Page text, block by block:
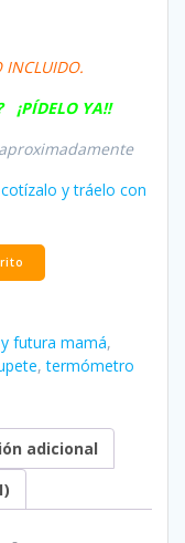
¡PÍDELO YA!!
y tráelo con
futura mamá,
,termómetro
adicional